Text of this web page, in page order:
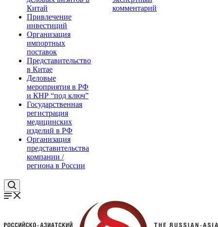
Китай
Привлечение
инвестиций
Организация
импортных
поставок
Представительство
в Китае
Деловые
мероприятия в РФ
и КНР “под ключ”
Государственная
регистрация
медицинских
изделий в РФ
Организация
представительства
компании /
региона в России
комментарий